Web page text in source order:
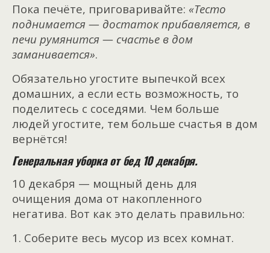
Пока печёте, приговаривайте: «Тесто
поднимается — достаток прибавляется, в
печи румянится — счастье в дом
заманивается».
Обязательно угостите выпечкой всех
домашних, а если есть возможность, то
поделитесь с соседями. Чем больше
людей угостите, тем больше счастья в дом
вернётся!
Генеральная уборка от бед 10 декабря.
10 декабря — мощный день для
очищения дома от накопленного
негатива. Вот как это делать правильно:
1. Соберите весь мусор из всех комнат.